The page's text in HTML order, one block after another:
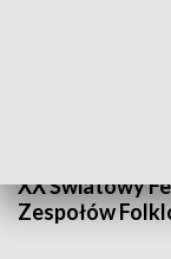
XX Światowy
Zespołów